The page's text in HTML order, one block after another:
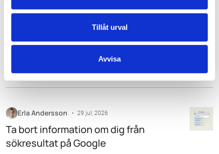
Tillåt urval
Avvisa
Larissa Peifer
Sr. SEO Specialist på Noor
Liknande artiklar
Erla Andersson 29 jul, 2026
Ta bort information om dig från
sökresultat på Google